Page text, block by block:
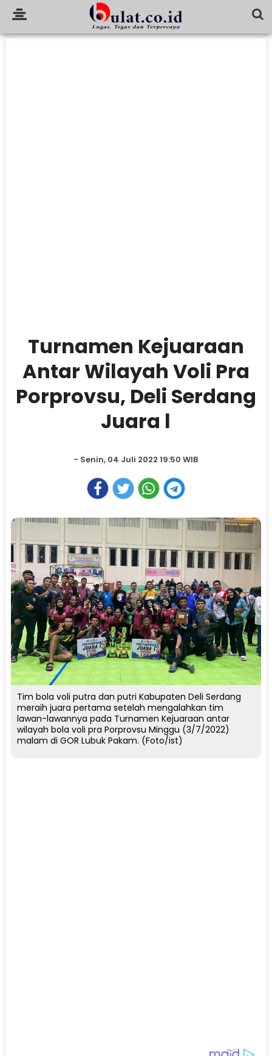
Turnamen Kejuaraan
Antar Wilayah Voli Pra
Porprovsu, Deli Serdang
Juara l
- Senin, 04 Juli 2022 19:50 WIB
Tim bola voli putra dan putri Kabupaten Deli Serdang
meraih juara pertama setelah mengalahkan tim
lawan-lawannya pada Turnamen Kejuaraan antar
wilayah bola voli pra Porprovsu Minggu (3/7/2022)
malam di GOR Lubuk Pakam. (Foto/ist)